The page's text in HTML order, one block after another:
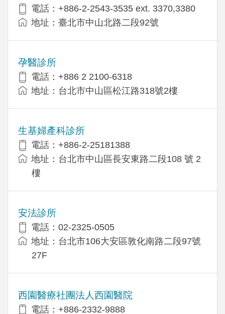
電話：+886-2-2543-3535 ext. 3370,3380
地址：臺北市中山北路二段92號
孕醫診所
電話：+886 2 2100-6318
地址：台北市中山區松江路318號2樓
生基婦產科診所
電話：+886-2-25181388
地址：台北市中山區長安東路二段108 號 2
樓
安法診所
電話：02-2325-0505
地址：台北市106大安區敦化南路二段97號
27F
西園醫療社團法人西園醫院
電話：+886-2332-9888